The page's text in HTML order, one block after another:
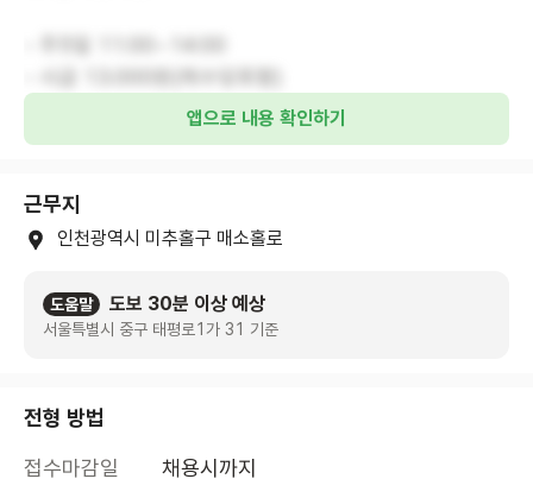
앱으로 내용 확인하기
근무지
인천광역시 미추홀구 매소홀로
도움말 도보 30분 이상 예상
서울특별시 중구 태평로1가 31 기준
전형 방법
접수마감일
채용시까지